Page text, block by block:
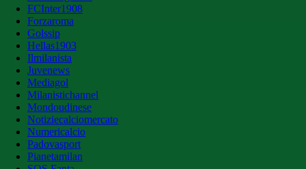
FCInter1908
Forzaroma
Golssip
Hellas1903
Ilmilanista
Juvenews
Mediagol
Milanistichannel
Mondoudinese
Notiziecalciomercato
Numericalcio
Padovasport
Pianetamilan